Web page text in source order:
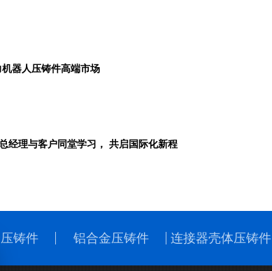
器人压铸件高端市场
经理与客户同堂学习， 共启国际化新程
铸件 铝合金压铸件 连接器壳体压铸件